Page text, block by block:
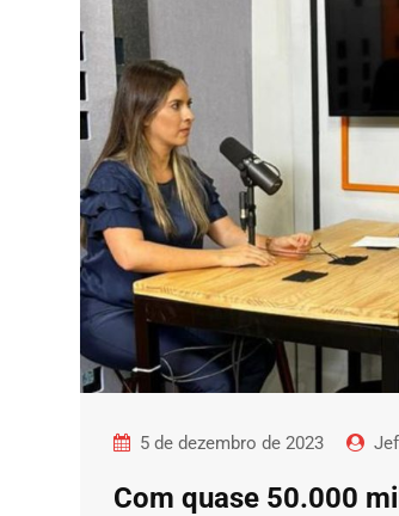
5 de dezembro de 2023
Com quase 50.000